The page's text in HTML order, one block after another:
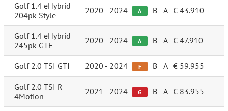
Golf 1.4 eHybrid
204pk Style
2020 - 2024 A B A € 43.910
Golf 1.4 eHybrid
245pk GTE
2020 - 2024 A B A € 47.910
Golf 2.0 TSI GTI 2020 - 2024 F B A € 59.955
Golf 2.0 TSI R
4Motion
2021 - 2024 G B A € 83.955